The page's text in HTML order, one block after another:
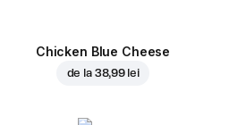
Chicken Blue Cheese
de la 38,99 lei